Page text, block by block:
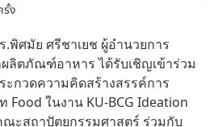
ง
พิศมัย ศรีชาเยช ผู้อำนวยการ
ตภัณฑ์อาหาร ได้รับเชิญเข้าร่วม
ะกวดความคิดสร้างสรรค์การ
ในงาน KU-BCG Ideation
ณะสถาปัตยกรรมศาสตร์ ร่วมกับ